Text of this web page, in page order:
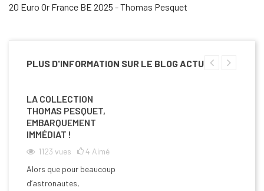
20 Euro Or France BE 2025 - Thomas Pesquet
PLUS D'INFORMATION SUR LE BLOG ACTU
LA COLLECTION
THOMAS PESQUET,
EMBARQUEMENT
IMMÉDIAT !
1123 vues 4 Aimé
Alors que pour beaucoup
d’astronautes,